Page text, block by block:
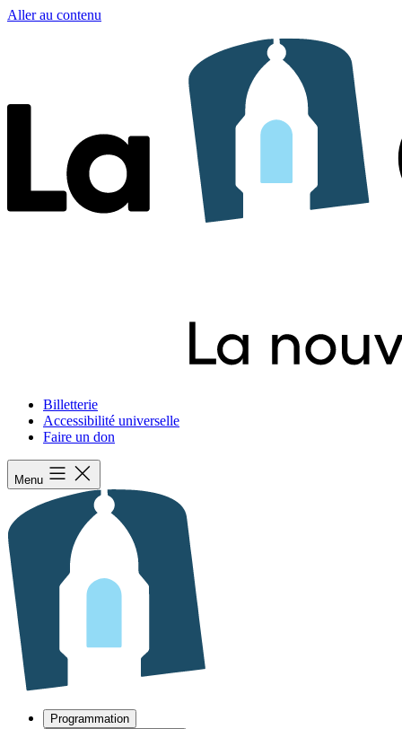
Aller au contenu
Billetterie
Accessibilité universelle
Faire un don
Menu
Programmation